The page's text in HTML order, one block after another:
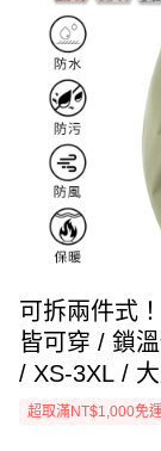
可拆兩件式
皆可穿 / 鎖
/ XS-3XL / 大
超取滿NT$1,000免運